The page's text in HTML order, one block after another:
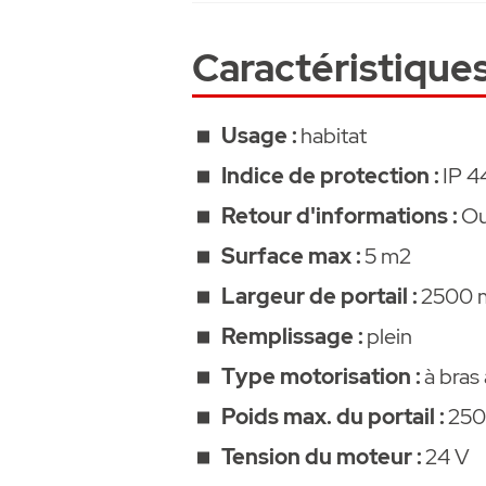
• Avertisseur lumineux 24 V (#
• Ferrure de poteau de porte ,
• Ferrure de battant de porte ,
• garanti 5 ans
Documents à télécharger :
•Check list pour montage
•Plan CAD
•Plan de cablage
Usage :habitat
Indice de protection :IP
Retour d'informations :
Surface max :5 m2
Largeur de portail :2500
Remplissage :plein
Type motorisation :à
Poids max. du portail :
Tension du moteur :24 V